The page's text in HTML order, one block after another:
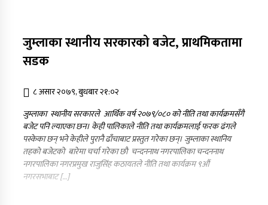
जुम्लाका स्थानीय सरकारको बजेट, प्राथमिकतामा
सडक
८ असार २०७९, बुधबार २१:०२
जुम्लाका स्थानीय सरकारले आर्थिक वर्ष २०७९/०८० को नीति तथा कार्यक्रमसँगै
बजेट पनि ल्याएका छन। केही पालिकाले नीति तथा कार्यक्रमलाई फरक ढंगले
पस्केका छन् भने केहीले पुरानै ढाँचाबाट प्रस्तुत गरेका छन्। जुम्लाका स्थानिय
तहकाे बजेटकाे बारेमा चर्चा गरेका छाै चन्दननाथ नगरपालिका चन्दननाथ
नगरपालिका नगरप्रमुख राजुसिंह कठायतले नीति तथा कार्यक्रम ९औं
नगरसभाबाट […]